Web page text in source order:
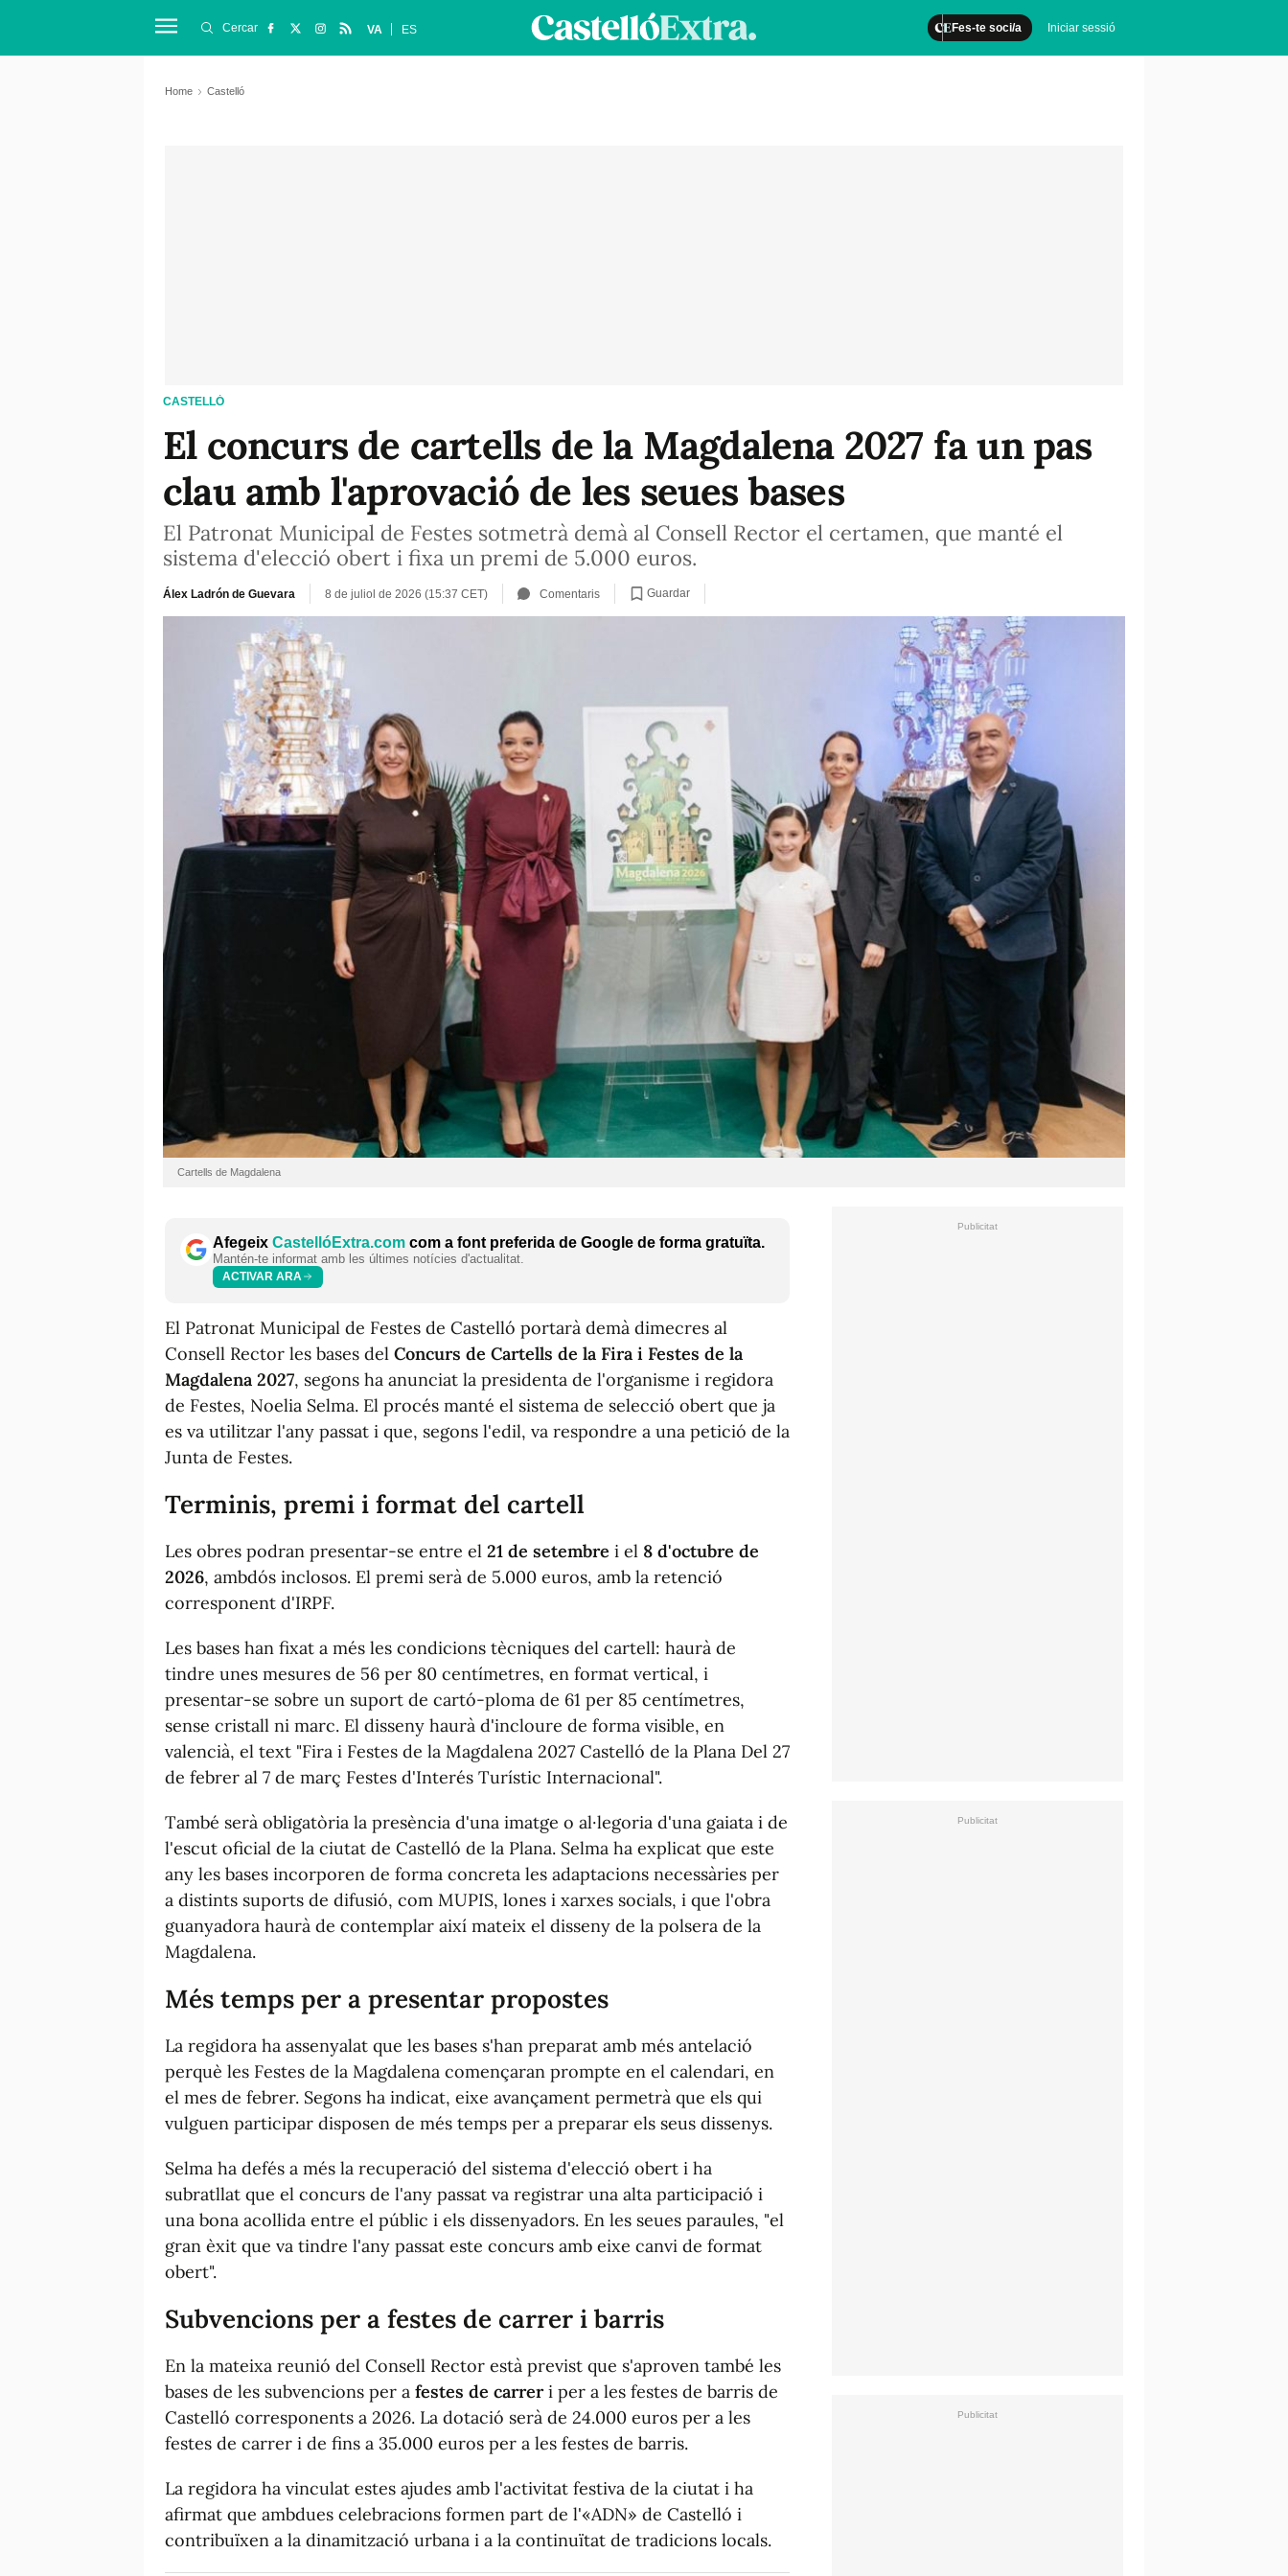
Fes-te soci/a Iniciar sessió
Cercar VA ES
Home Castelló
CASTELLÓ
El concurs de cartells de la Magdalena 2027 fa un pas
clau amb l'aprovació de les seues bases
El Patronat Municipal de Festes sotmetrà demà al Consell Rector el certamen, que manté el
sistema d'elecció obert i fixa un premi de 5.000 euros.
Álex Ladrón de Guevara 8 de juliol de 2026 (15:37 CET) Comentaris Guardar
Cartells de Magdalena
Afegeix CastellóExtra.com com a font preferida de Google de forma gratuïta.
Mantén-te informat amb les últimes notícies d'actualitat.
ACTIVAR ARA
El Patronat Municipal de Festes de Castelló portarà demà dimecres al
Consell Rector les bases del Concurs de Cartells de la Fira i Festes de la
Magdalena 2027, segons ha anunciat la presidenta de l'organisme i regidora
de Festes, Noelia Selma. El procés manté el sistema de selecció obert que ja
es va utilitzar l'any passat i que, segons l'edil, va respondre a una petició de la
Junta de Festes.
Terminis, premi i format del cartell
Les obres podran presentar-se entre el 21 de setembre i el 8 d'octubre de
2026, ambdós inclosos. El premi serà de 5.000 euros, amb la retenció
corresponent d'IRPF.
Les bases han fixat a més les condicions tècniques del cartell: haurà de
tindre unes mesures de 56 per 80 centímetres, en format vertical, i
presentar-se sobre un suport de cartó-ploma de 61 per 85 centímetres,
sense cristall ni marc. El disseny haurà d'incloure de forma visible, en
valencià, el text "Fira i Festes de la Magdalena 2027 Castelló de la Plana Del 27
de febrer al 7 de març Festes d'Interés Turístic Internacional".
També serà obligatòria la presència d'una imatge o al·legoria d'una gaiata i de
l'escut oficial de la ciutat de Castelló de la Plana. Selma ha explicat que este
any les bases incorporen de forma concreta les adaptacions necessàries per
a distints suports de difusió, com MUPIS, lones i xarxes socials, i que l'obra
guanyadora haurà de contemplar així mateix el disseny de la polsera de la
Magdalena.
Més temps per a presentar propostes
La regidora ha assenyalat que les bases s'han preparat amb més antelació
perquè les Festes de la Magdalena començaran prompte en el calendari, en
el mes de febrer. Segons ha indicat, eixe avançament permetrà que els qui
vulguen participar disposen de més temps per a preparar els seus dissenys.
Selma ha defés a més la recuperació del sistema d'elecció obert i ha
subratllat que el concurs de l'any passat va registrar una alta participació i
una bona acollida entre el públic i els dissenyadors. En les seues paraules, "el
gran èxit que va tindre l'any passat este concurs amb eixe canvi de format
obert".
Subvencions per a festes de carrer i barris
En la mateixa reunió del Consell Rector està previst que s'aproven també les
bases de les subvencions per a festes de carreri per a les festes de barris de
Castelló corresponents a 2026. La dotació serà de 24.000 euros per a les
festes de carrer i de fins a 35.000 euros per a les festes de barris.
La regidora ha vinculat estes ajudes amb l'activitat festiva de la ciutat i ha
afirmat que ambdues celebracions formen part de l'«ADN» de Castelló i
contribuïxen a la dinamització urbana i a la continuïtat de tradicions locals.